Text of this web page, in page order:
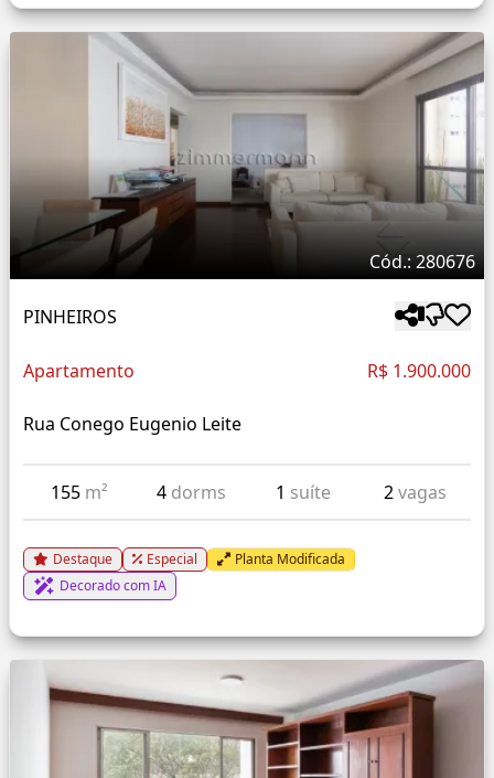
Cód.: 280676
PINHEIROS
Apartamento R$ 1.900.000
Rua Conego Eugenio Leite
155 m² 4 dorms 1 suíte 2vagas
Destaque Especial
Planta Modificada
Decorado com IA